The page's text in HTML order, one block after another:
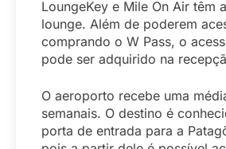
LoungeKey e Mile On Air têm
lounge. Além de poderem
comprando o W Pass, o
pode ser adquirido na
O aeroporto recebe uma
semanais. O destino é
porta de entrada para a